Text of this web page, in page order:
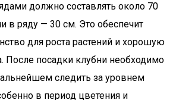
должно составлять около 70
в ряду — 30 см. Это обеспечит
для роста растений и хорошую
После посадки клубни необходимо
следить за уровнем
в период цветения и